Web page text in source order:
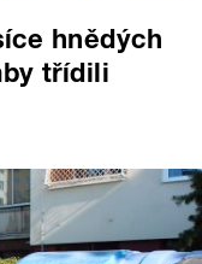
hnědých
třídili